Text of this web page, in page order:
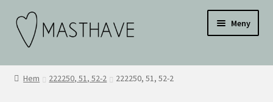
Hoppa
till
navigering
Hoppa
till
innehåll
Meny
WEBBUTIK
Testar
Hem 222250, 51, 52-2 222250, 51, 52-2